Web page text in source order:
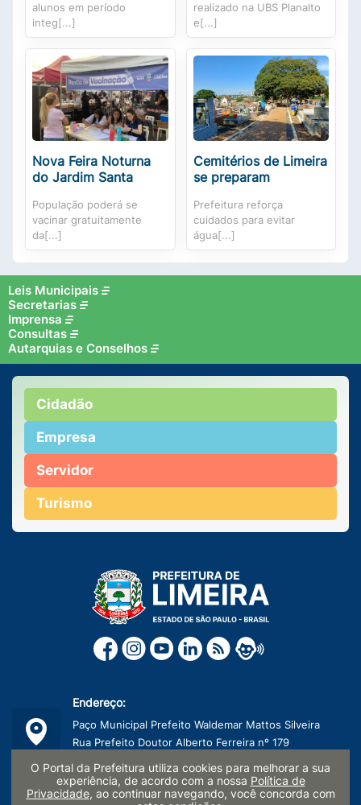
alunos em período
integ[...]
realizado na UBS Planalto
e[...]
Nova Feira Noturna
do Jardim Santa
População poderá se
vacinar gratuitamente
da[...]
Cemitérios de Limeira
se preparam
Prefeitura reforça
cuidados para evitar
água[...]
Leis Municipais
Secretarias
Imprensa
Consultas
Autarquias e Conselhos
Cidadão
Empresa
Servidor
Turismo
Endereço:
Paço Municipal Prefeito Waldemar Mattos Silveira
Rua Prefeito Doutor Alberto Ferreira nº 179
Centro, Limeira/SP - CEP: 13481-900
Telefone:
O Portal da Prefeitura utiliza cookies para melhorar a sua
experiência, de acordo com a nossa Política de
Privacidade, ao continuar navegando, você concorda com